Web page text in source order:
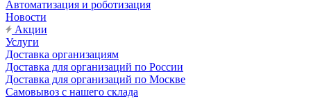
Автоматизация и роботизация
Новости
Акции
Услуги
Доставка организациям
Доставка для организаций по России
Доставка для организаций по Москве
Самовывоз с нашего склада